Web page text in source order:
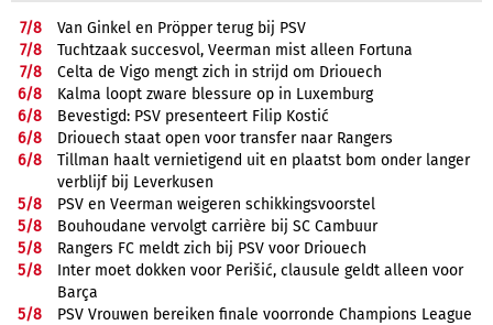
7/8
Van Ginkel en Pröpper terug bij PSV
7/8
Tuchtzaak succesvol, Veerman mist alleen Fortuna
7/8
Celta de Vigo mengt zich in strijd om Driouech
6/8
Kalma loopt zware blessure op in Luxemburg
6/8
Bevestigd: PSV presenteert Filip Kostić
6/8
Driouech staat open voor transfer naar Rangers
6/8
Tillman haalt vernietigend uit en plaatst bom onder langer
verblijf bij Leverkusen
5/8
PSV en Veerman weigeren schikkingsvoorstel
5/8
Bouhoudane vervolgt carrière bij SC Cambuur
5/8
Rangers FC meldt zich bij PSV voor Driouech
5/8
Inter moet dokken voor Perišić, clausule geldt alleen voor
Barça
5/8
PSV Vrouwen bereiken finale voorronde Champions League